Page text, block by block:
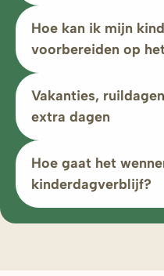
Hoe kan ik mijn
voorbereiden op
Vakanties,
extra dagen
Hoe gaat het
kinderdagverblijf?